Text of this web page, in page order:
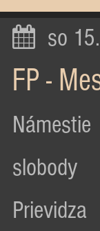
so
FP -
Námestie
slobody
Prievidza